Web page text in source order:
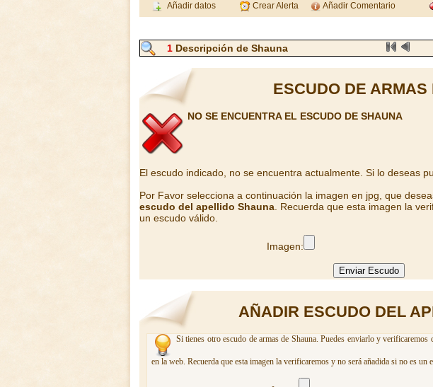
Añadir datos Crear Alerta Añadir Comentario
1Descripción de Shauna
ESCUDO DE
NO SE ENCUENTRA EL ESCUDO DE SHAUNA
El escudo indicado, no se encuentra actualmente. Si lo deseas
Por Favor selecciona a continuación la imagen en jpg, que
escudo del apellido Shauna. Recuerda que esta imagen la
un escudo válido.
Imagen:
AÑADIR ESCUDO DEL
Si tienes otro escudo de armas de Shauna. Puedes enviarlo y
en la web. Recuerda que esta imagen la verificaremos y no será añadida si no es un